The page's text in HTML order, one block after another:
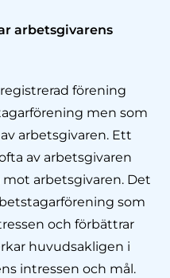
arbetsgivarens
förening
men som
arbetsgivaren. Ett
av arbetsgivaren
mot arbetsgivaren. Det
som
och förbättrar
huvudsakligen i
intressen och mål.